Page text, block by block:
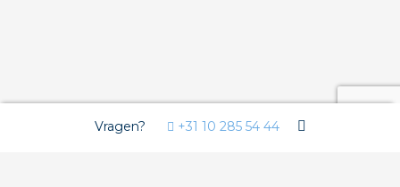
Vragen? +31 10 285 54 44